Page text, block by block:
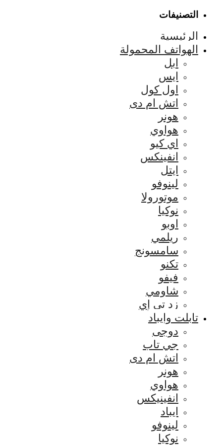
التصنيفات
الرئيسية
الهواتف المحمولة
ابل
ايس
اول كول
اتش ام دى
هونر
هواوي
اي كيو
انفينكس
ايتل
لينوفو
موتورولا
نوكيا
اوبو
ريلمي
سامسونج
تكنو
فيفو
شاومي
زد تي إي
تابلت وايباد
دوجى
جي تاب
اتش ام دى
هونر
هواوي
انفينيكس
ايباد
لينوفو
نوكيا